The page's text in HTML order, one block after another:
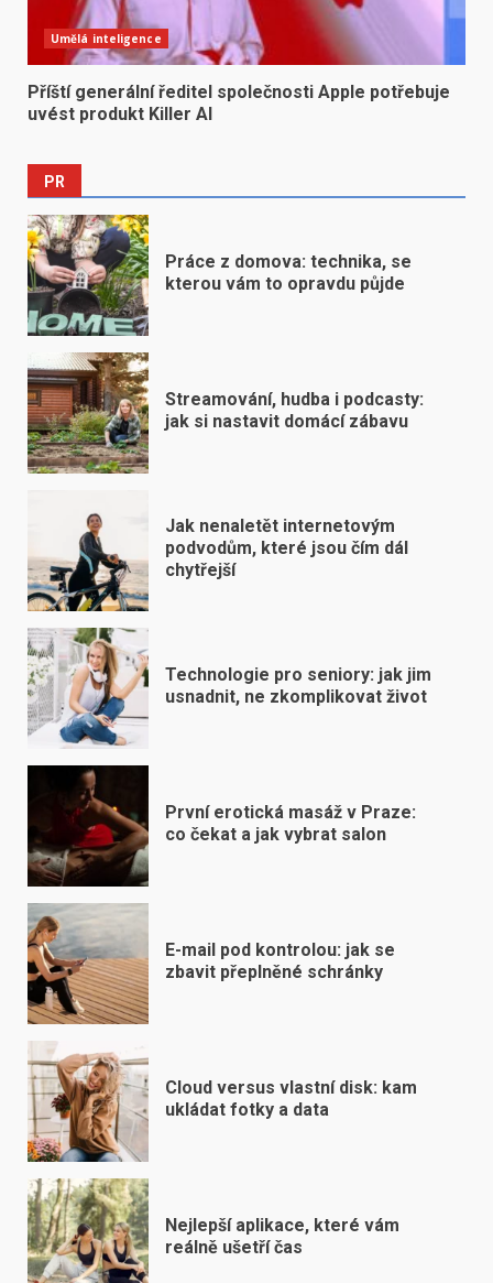
Umělá inteligence
Příští generální ředitel společnosti Apple potřebuje
uvést produkt Killer AI
PR
Práce z domova: technika, se
kterou vám to opravdu půjde
Streamování, hudba i podcasty:
jak si nastavit domácí zábavu
Jak nenaletět internetovým
podvodům, které jsou čím dál
chytřejší
Technologie pro seniory: jak jim
usnadnit, ne zkomplikovat život
První erotická masáž v Praze:
co čekat a jak vybrat salon
E-mail pod kontrolou: jak se
zbavit přeplněné schránky
Cloud versus vlastní disk: kam
ukládat fotky a data
Nejlepší aplikace, které vám
reálně ušetří čas